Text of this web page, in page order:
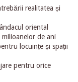
realitatea și
oriental
de ani
locuințe și spații
pentru orice